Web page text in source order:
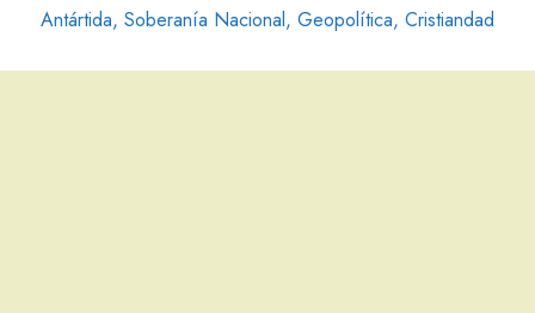
Antártida, Soberanía Nacional, Geopolítica, Cristiandad